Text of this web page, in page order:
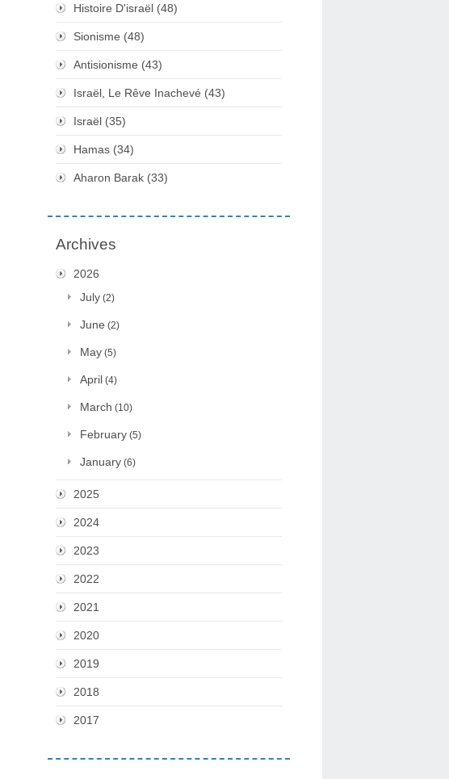
Histoire D'israël (48)
Sionisme (48)
Antisionisme (43)
Israël, Le Rêve Inachevé (43)
Israël (35)
Hamas (34)
Aharon Barak (33)
Archives
2026
July (2)
June (2)
May (5)
April (4)
March (10)
February (5)
January (6)
2025
2024
2023
2022
2021
2020
2019
2018
2017